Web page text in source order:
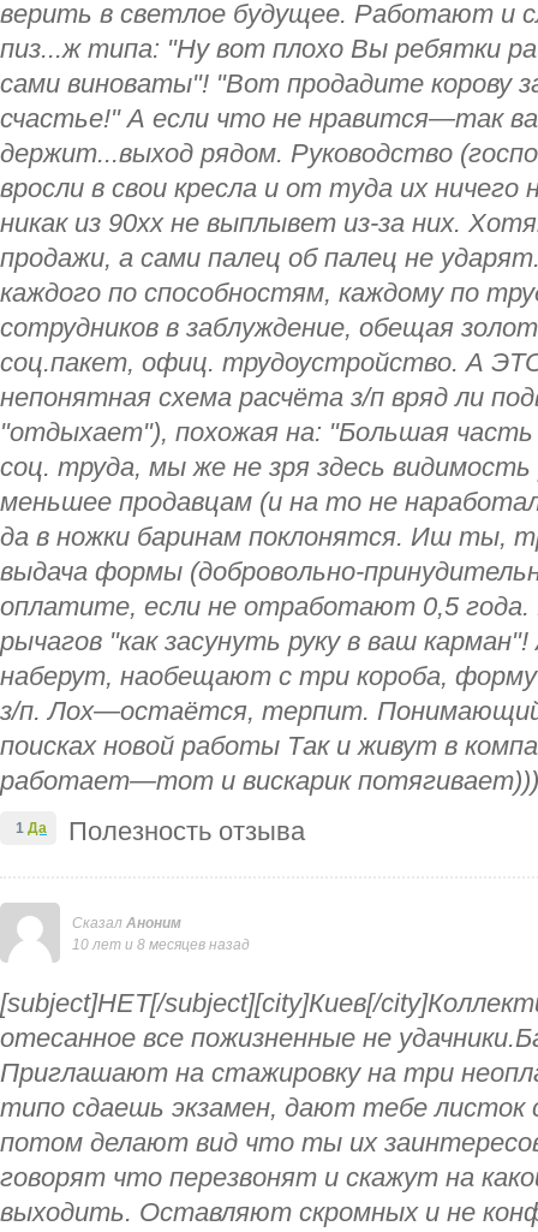
верить в светлое будущее. Работают и
пиз...ж типа: "Ну вот плохо Вы ребятки
сами виноваты"! "Вот продадите корову
счастье!" А если что не нравится—так
держит...выход рядом. Руководство
вросли в свои кресла и от туда их ничего
никак из 90хх не выплывет из-за них.
продажи, а сами палец об палец не
каждого по способностям, каждому по
сотрудников в заблуждение, обещая
соц.пакет, офиц. трудоустройство. А
непонятная схема расчёта з/п вряд ли
"отдыхает"), похожая на: "Большая
соц. труда, мы же не зря здесь
меньшее продавцам (и на то не
да в ножки баринам поклонятся. Иш ты,
выдача формы (добровольно-
оплатите, если не отработают 0,5 года.
рычагов "как засунуть руку в ваш
наберут, наобещают с три короба,
з/п. Лох—остаётся, терпит.
поисках новой работы Так и живут в
работает—тот и вискарик потягивает)))
Полезность отзыва
1 Да
Сказал Аноним
10 лет и 8 месяцев назад
[subject]НЕТ[/subject][city]Киев[/
отесанное все пожизненные не
Приглашают на стажировку на три
типо сдаешь экзамен, дают тебе листок
потом делают вид что ты их
говорят что перезвонят и скажут на
выходить. Оставляют скромных и не